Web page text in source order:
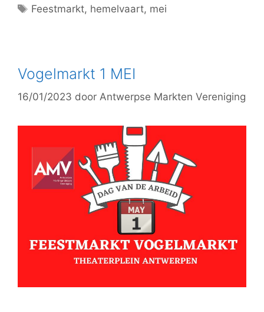
Feestmarkt, hemelvaart, mei
Vogelmarkt 1 MEI
16/01/2023 door Antwerpse Markten Vereniging